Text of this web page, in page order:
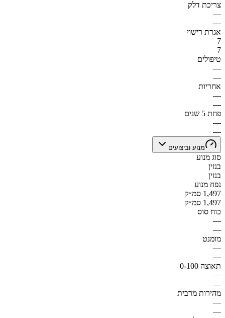
צריכת דלק
—
—
אגרת רישוי
7
7
טיפולים
—
—
אחריות
—
—
פחת 5 שנים
—
—
מנוע וביצועים
סוג מנוע
בנזין
בנזין
נפח מנוע
1,497 סמ״ק
1,497 סמ״ק
כוח סוס
—
—
מומנט
—
—
תאוצה 0-100
—
—
מהירות מרבית
—
—